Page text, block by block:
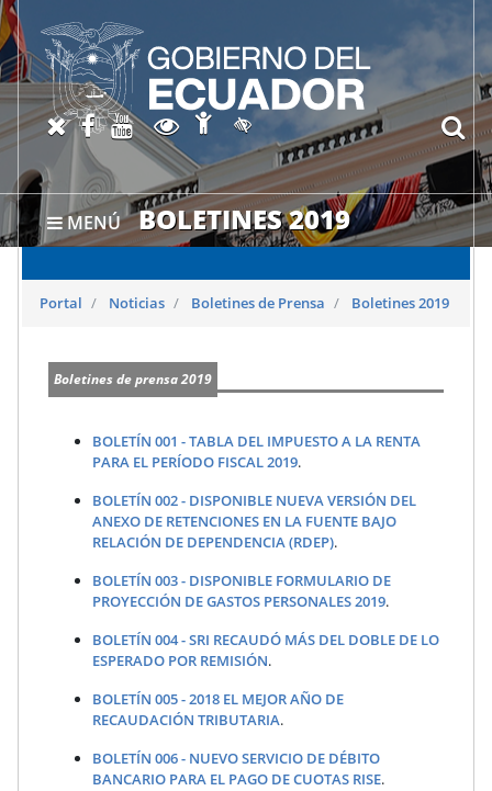
MENÚ BOLETINES 2019
X oficial del SRI
Facebook oficial SRI
Canal del SRI en YouTube
Abrir página de
Abrir página de
Activar/quitar contraste
Portal Noticias Boletines de Prensa Boletines 2019
Boletines de prensa 2019
BOLETÍN 001 - TABLA DEL IMPUESTO A LA RENTA
PARA EL PERÍODO FISCAL 2019.
BOLETÍN 002 - DISPONIBLE NUEVA VERSIÓN DEL
ANEXO DE RETENCIONES EN LA FUENTE BAJO
RELACIÓN DE DEPENDENCIA (RDEP).
BOLETÍN 003 - DISPONIBLE FORMULARIO DE
PROYECCIÓN DE GASTOS PERSONALES 2019.
BOLETÍN 004 - SRI RECAUDÓ MÁS DEL DOBLE DE LO
ESPERADO POR REMISIÓN.
BOLETÍN 005 - 2018 EL MEJOR AÑO DE
RECAUDACIÓN TRIBUTARIA.
BOLETÍN 006 - NUEVO SERVICIO DE DÉBITO
BANCARIO PARA EL PAGO DE CUOTAS RISE.